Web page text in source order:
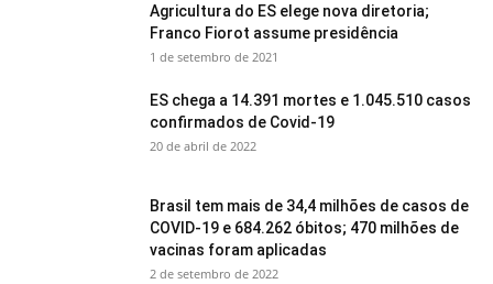
Agricultura do ES elege nova diretoria;
Franco Fiorot assume presidência
1 de setembro de 2021
ES chega a 14.391 mortes e 1.045.510 casos
confirmados de Covid-19
20 de abril de 2022
Brasil tem mais de 34,4 milhões de casos de
COVID-19 e 684.262 óbitos; 470 milhões de
vacinas foram aplicadas
2 de setembro de 2022